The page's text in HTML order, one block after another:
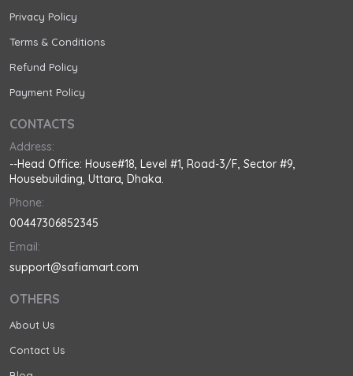
Privacy Policy
Terms & Conditions
Refund Policy
Payment Policy
CONTACTS
Address:
--Head Office: House#18, Level #1, Road-3/F, Sector #9,
Housebuilding, Uttara, Dhaka.
Phone:
00447306852345
Email:
support@safiamart.com
OTHERS
About Us
Contact Us